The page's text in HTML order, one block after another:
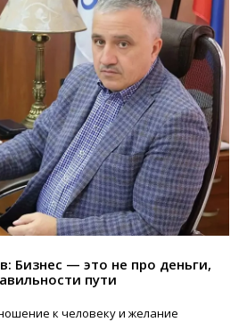
Бизнес — это не про деньги,
пути
к человеку и желание